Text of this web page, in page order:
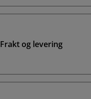
Frakt og levering